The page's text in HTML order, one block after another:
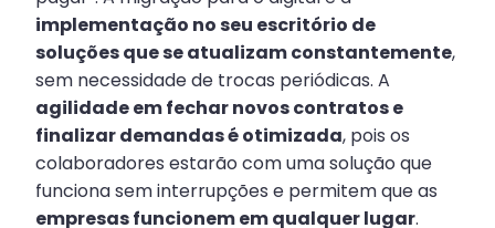
implementação no seu escritório de
soluções que se atualizam constantemente,
sem necessidade de trocas periódicas. A
agilidade em fechar novos contratos e
finalizar demandas é otimizada, pois os
colaboradores estarão com uma solução que
funciona sem interrupções e permitem que as
empresas funcionem em qualquer lugar.